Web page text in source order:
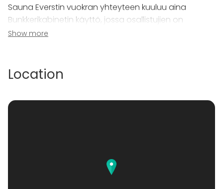
Sauna Everstin vuokran yhteyteen kuuluu aina
Bunkkerikabinetin käyttö, jossa osallistujien on
mahdollista vilvoitella ja nauttia tarjoiluista löylyjen
Show more
Location